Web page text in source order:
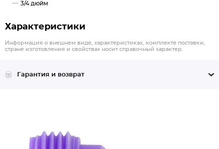
3/4 дюйм
Характеристики
Информация о внешнем виде, характеристиках, комплекте поставки,
стране изготовления и свойствах носит справочный характер.
Гарантия и возврат